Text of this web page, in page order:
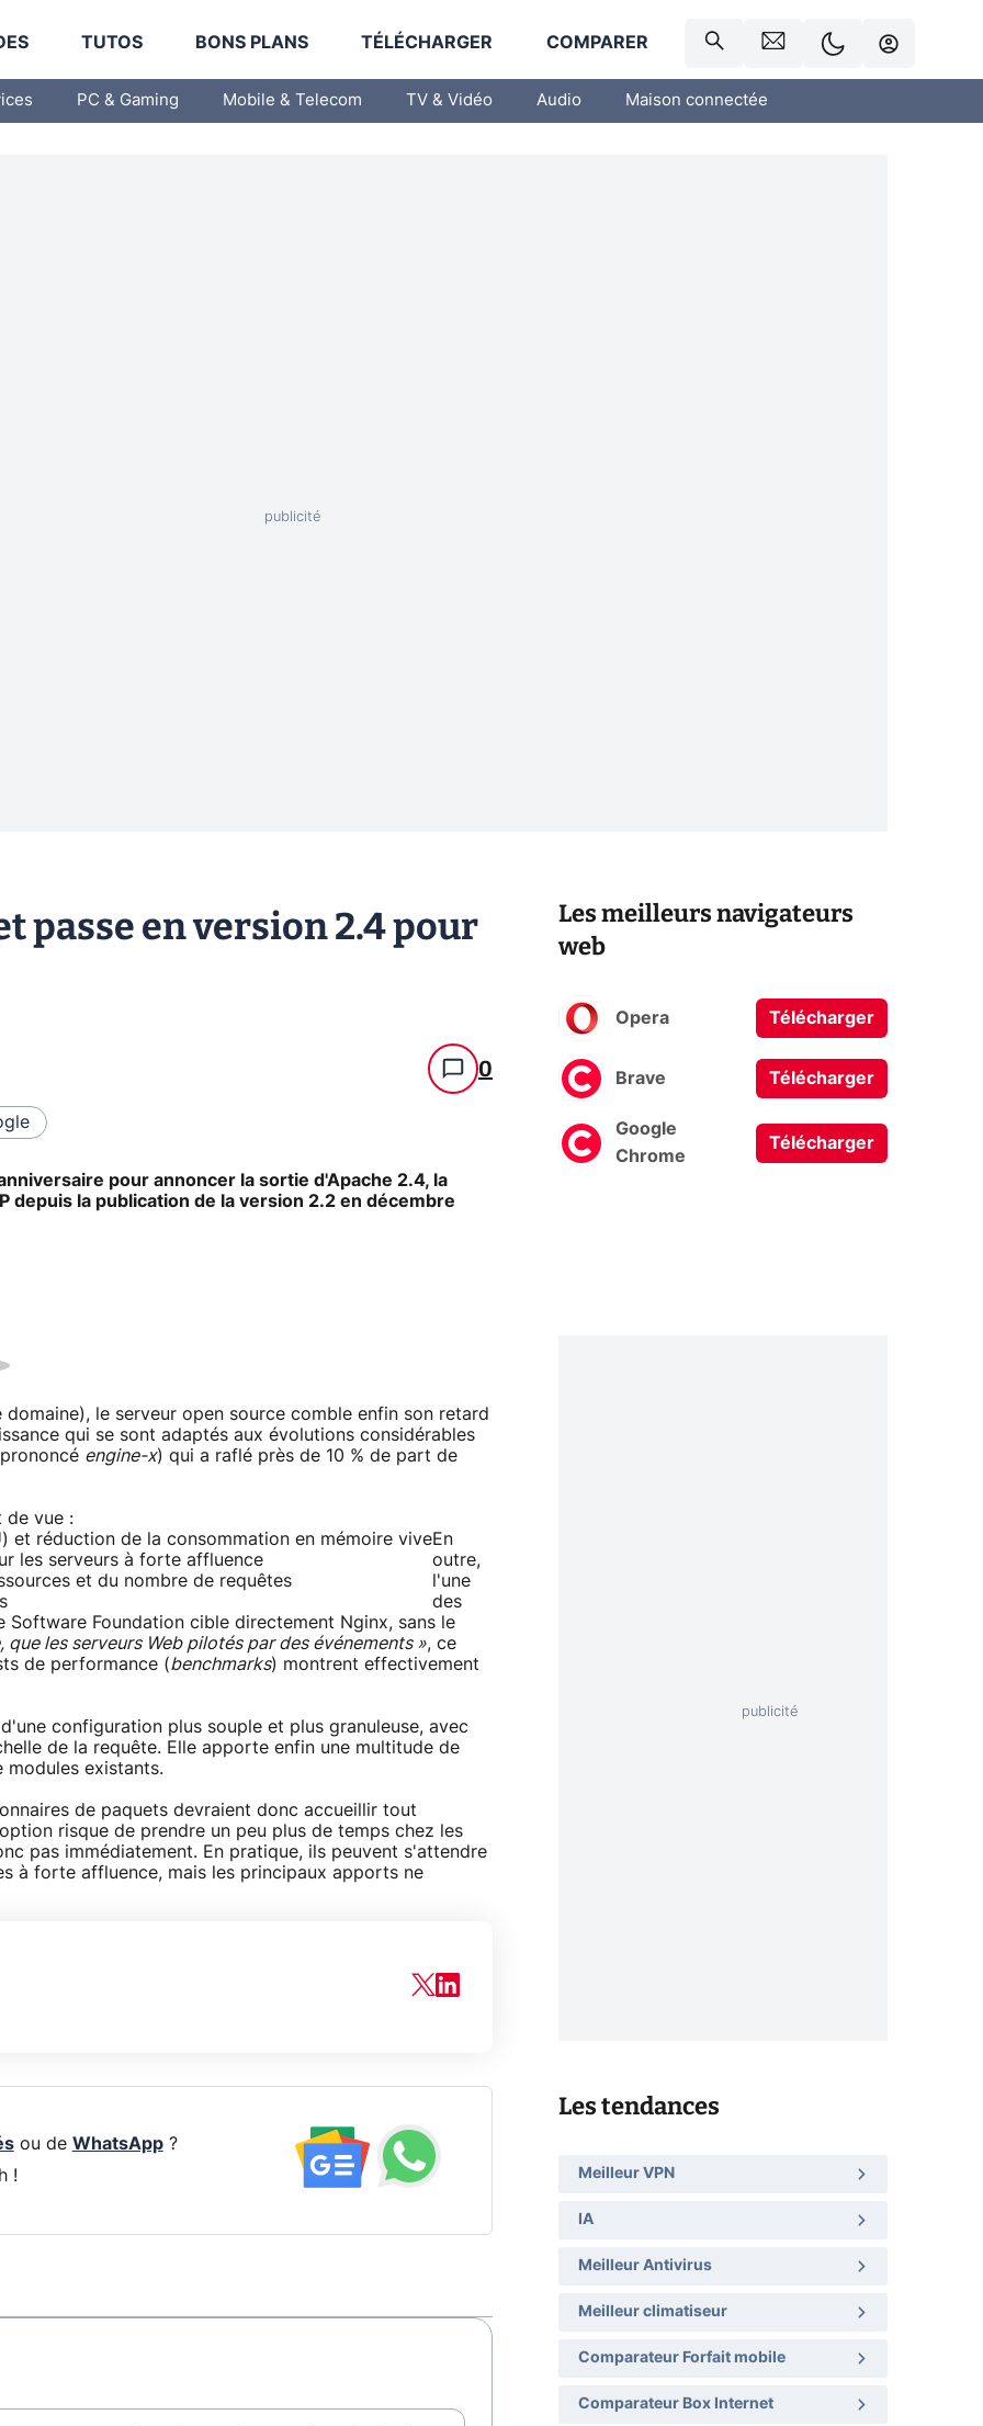
TUTOS BONS PLANS TÉLÉCHARGER COMPARER
PC & Gaming Mobile & Telecom TV & Vidéo Audio Maison connectée
passe en version 2.4 pour
0
pour annoncer la sortie d'Apache 2.4, la
depuis la publication de la version 2.2 en décembre
le serveur open source comble enfin son retard
qui se sont adaptés aux évolutions considérables
engine-x) qui a raflé près de 10 % de part de
de vue :
et réduction de la consommation en mémoire vive
les serveurs à forte affluence
et du nombre de requêtes
En
outre,
l'une
des
Foundation cible directement Nginx, sans le
les serveurs Web pilotés par des événements », ce
de performance (benchmarks) montrent effectivement
configuration plus souple et plus granuleuse, avec
de la requête. Elle apporte enfin une multitude de
modules existants.
de paquets devraient donc accueillir tout
risque de prendre un peu plus de temps chez les
pas immédiatement. En pratique, ils peuvent s'attendre
à forte affluence, mais les principaux apports ne
ou de WhatsApp?
!
Les meilleurs navigateurs
web
Opera Télécharger
Brave Télécharger
Google
Chrome
Télécharger
Les tendances
Meilleur VPN
IA
Meilleur Antivirus
Meilleur climatiseur
Comparateur Forfait mobile
Comparateur Box Internet